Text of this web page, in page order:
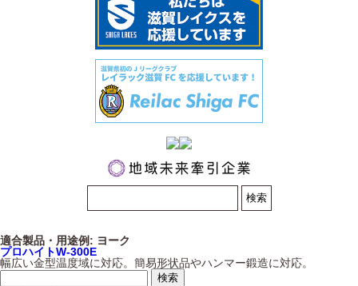
適合製品・用途例: ヨーク
プロハイトW-300E
幅広い金型温度域に対応。簡易形状品やハンマー鍛造に対応。